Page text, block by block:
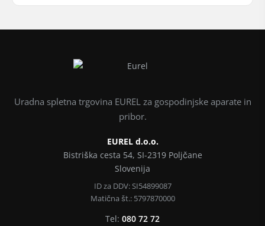
Uradna spletna trgovina EUREL za gospodinjske aparate in
pribor.
EUREL d.o.o.
Bistriška cesta 54, SI-2319 Poljčane
Slovenija
ID za DDV: SI54899087
Matična št.: 5797870000
Tel: 080 72 72